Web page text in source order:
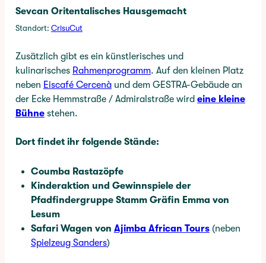
Sevcan Oritentalisches Hausgemacht
Standort: CrisuCut
Zusätzlich gibt es ein künstlerisches und
kulinarisches Rahmenprogramm. Auf den kleinen Platz
neben Eiscafé Cercenàund dem GESTRA-Gebäude an
der Ecke Hemmstraße / Admiralstraße wird eine kleine
Bühnestehen.
Dort findet ihr folgende Stände:
Coumba Rastazöpfe
Kinderaktion und Gewinnspiele der
Pfadfindergruppe Stamm Gräfin Emma von
Lesum
Safari Wagen von Ajimba African Tours(neben
Spielzeug Sanders)